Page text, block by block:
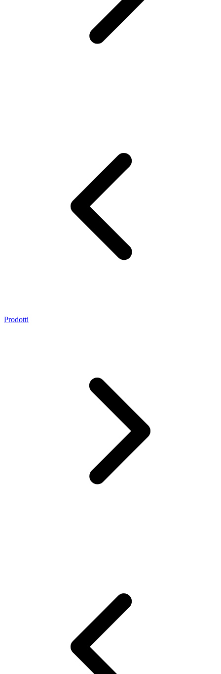
Prodotti